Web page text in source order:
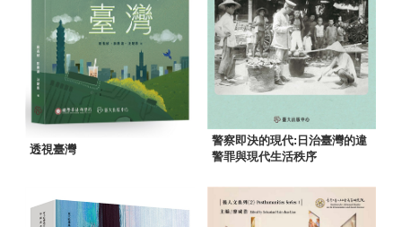
透視臺灣
警察即決的現代:日治臺灣的違
警罪與現代生活秩序